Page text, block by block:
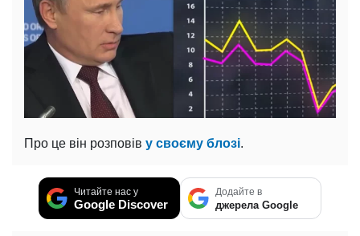
Про це він розповів у своєму блозі.
Читайте нас у
Google Discover
Додайте в
джерела Google